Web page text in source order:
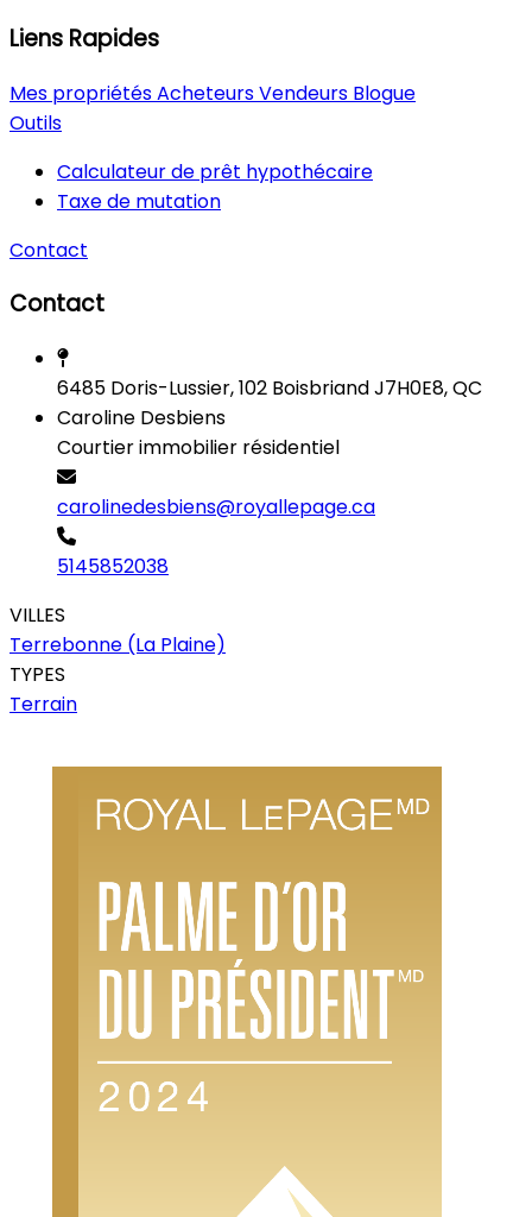
Liens Rapides
Mes propriétésAcheteursVendeurs Blogue
Outils
Calculateur de prêt hypothécaire
Taxe de mutation
Contact
Contact
6485 Doris-Lussier, 102 Boisbriand J7H0E8, QC
Caroline Desbiens
Courtier immobilier résidentiel
carolinedesbiens@royallepage.ca
5145852038
VILLES
Terrebonne (La Plaine)
TYPES
Terrain